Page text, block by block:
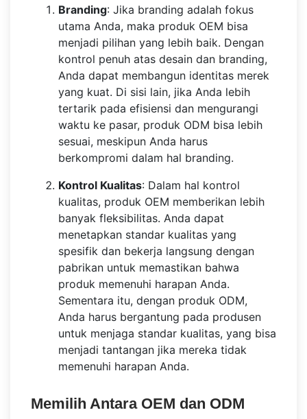
Branding: Jika branding adalah fokus
utama Anda, maka produk OEM bisa
menjadi pilihan yang lebih baik. Dengan
kontrol penuh atas desain dan branding,
Anda dapat membangun identitas merek
yang kuat. Di sisi lain, jika Anda lebih
tertarik pada efisiensi dan mengurangi
waktu ke pasar, produk ODM bisa lebih
sesuai, meskipun Anda harus
berkompromi dalam hal branding.
Kontrol Kualitas: Dalam hal kontrol
kualitas, produk OEM memberikan lebih
banyak fleksibilitas. Anda dapat
menetapkan standar kualitas yang
spesifik dan bekerja langsung dengan
pabrikan untuk memastikan bahwa
produk memenuhi harapan Anda.
Sementara itu, dengan produk ODM,
Anda harus bergantung pada produsen
untuk menjaga standar kualitas, yang bisa
menjadi tantangan jika mereka tidak
memenuhi harapan Anda.
Memilih Antara OEM dan ODM